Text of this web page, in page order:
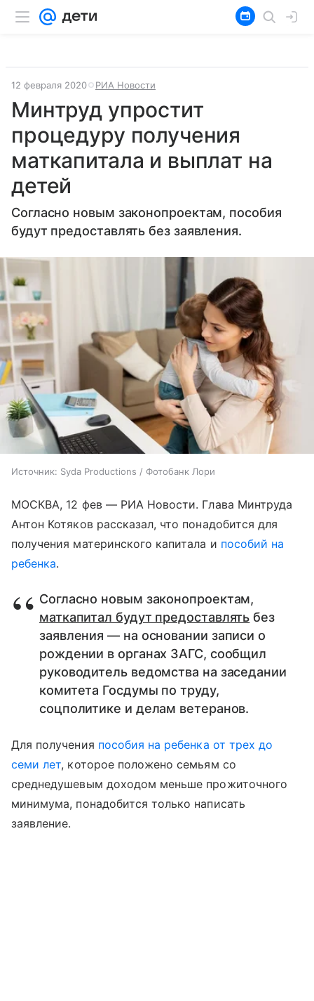
12 февраля 2020 РИА Новости
Минтруд упростит
процедуру получения
маткапитала и выплат на
детей
Согласно новым законопроектам, пособия
будут предоставлять без заявления.
Источник: Syda Productions / Фотобанк Лори
МОСКВА, 12 фев — РИА Новости. Глава Минтруда
Антон Котяков рассказал, что понадобится для
получения материнского капитала и пособий на
ребенка.
Согласно новым законопроектам,
маткапитал будут предоставлять без
заявления — на основании записи о
рождении в органах ЗАГС, сообщил
руководитель ведомства на заседании
комитета Госдумы по труду,
соцполитике и делам ветеранов.
Для получения пособия на ребенка от трех до
семи лет, которое положено семьям со
среднедушевым доходом меньше прожиточного
минимума, понадобится только написать
заявление.